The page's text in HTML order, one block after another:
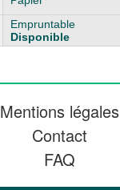
Empruntable
Disponible
Mentions légales
Contact
FAQ